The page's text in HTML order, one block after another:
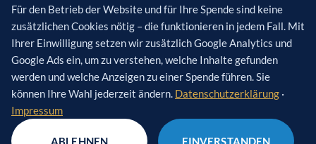
BIC: HELADEF1822
Verwendungszweck(optional): [Name des Projekts]
© 2026 Keren Hayesod – Vereinigte Israel Aktion e.V. · Alle Rechte
vorbehalten.
Für den Betrieb der Website und für Ihre Spende sind keine
zusätzlichen Cookies nötig – die funktionieren in jedem Fall. Mit
Ihrer Einwilligung setzen wir zusätzlich Google Analytics und
Google Ads ein, um zu verstehen, welche Inhalte gefunden
werden und welche Anzeigen zu einer Spende führen. Sie
können Ihre Wahl jederzeit ändern. Datenschutzerklärung ·
Impressum
ABLEHNEN EINVERSTANDEN